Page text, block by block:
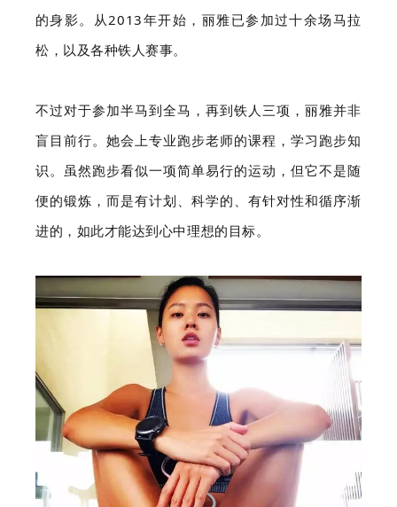
的身影。从2013年开始，丽雅已参加过十余场马拉
松，以及各种铁人赛事。
不过对于参加半马到全马，再到铁人三项，丽雅并非
盲目前行。她会上专业跑步老师的课程，学习跑步知
识。虽然跑步看似一项简单易行的运动，但它不是随
便的锻炼，而是有计划、科学的、有针对性和循序渐
进的，如此才能达到心中理想的目标。